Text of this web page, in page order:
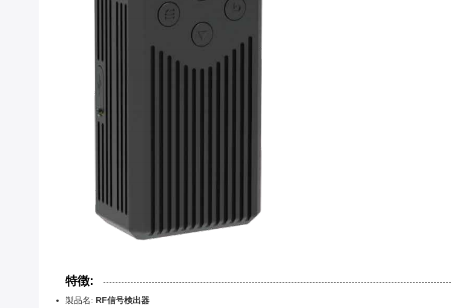
特徴:
製品名: RF信号検出器